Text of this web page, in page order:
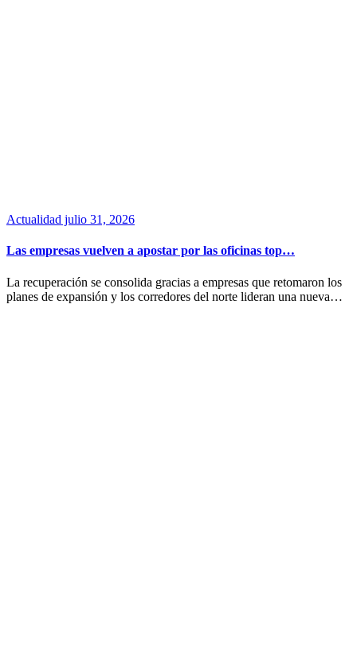
Actualidad julio 31, 2026
Las empresas vuelven a apostar por las oficinas top…
La recuperación se consolida gracias a empresas que retomaron los
planes de expansión y los corredores del norte lideran una nueva…